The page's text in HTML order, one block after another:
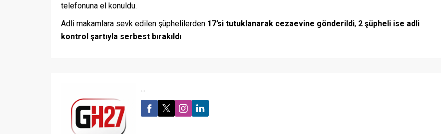
telefonuna el konuldu.
Adli makamlara sevk edilen şüphelilerden 17’si tutuklanarak cezaevine gönderildi, 2 şüpheli ise adli
kontrol şartıyla serbest bırakıldı
...